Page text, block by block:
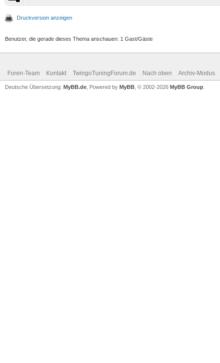
Druckversion anzeigen
Benutzer, die gerade dieses Thema anschauen: 1 Gast/Gäste
Foren-Team Kontakt TwingoTuningForum.de Nach oben Archiv-Modus
Deutsche Übersetzung: MyBB.de , Powered by MyBB , © 2002-2026 MyBB Group